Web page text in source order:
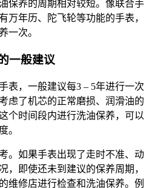
保养的周期相对较短。像联合手
万年历、陀飞轮等功能的手表，
一次。
一般建议
表，一般建议每3 – 5年进行一次
虑了机芯的正常磨损、润滑油的
个时间段内进行洗油保养，可以
。
。如果手表出现了走时不准、动
，即使还未到建议的保养周期，
维修店进行检查和洗油保养。例